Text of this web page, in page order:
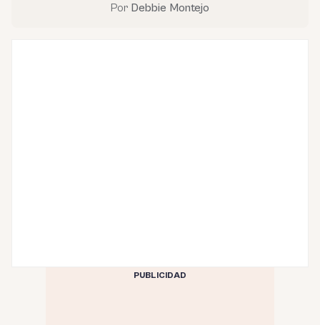
Por Debbie Montejo
PUBLICIDAD